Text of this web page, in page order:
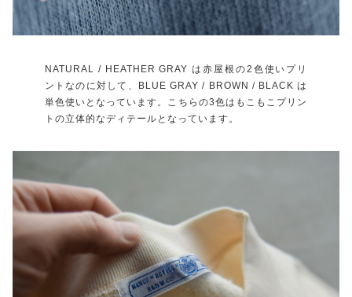
NATURAL / HEATHER GRAY は赤屋根の2色使いプリ
ントなのに対して、BLUE GRAY / BROWN / BLACK は
単色使いとなっています。こちらの3色はもこもこプリン
トの立体的なディテールとなっています。